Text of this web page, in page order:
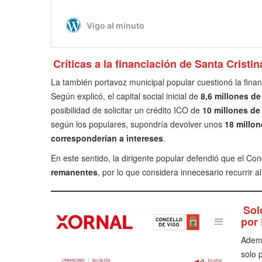
Críticas a la financiación de Santa
La también portavoz municipal popular cuestionó la
Según explicó, el capital social inicial de 8,6 millones
posibilidad de solicitar un crédito ICO de 10 millones
según los populares, supondría devolver unos 18
corresponderían a intereses.
En este sentido, la dirigente popular defendió que el
remanentes, por lo que considera innecesario recurrir
por
solo